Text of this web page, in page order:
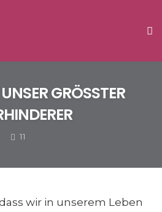
GRÖSSTER V
11
wir in unserem Leben